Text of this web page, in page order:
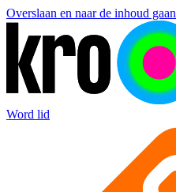
Overslaan en naar de inhoud gaan
Word lid